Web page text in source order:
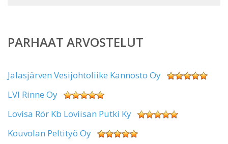
PARHAAT ARVOSTELUT
Jalasjärven Vesijohtoliike Kannosto Oy
LVI Rinne Oy
Lovisa Rör Kb Loviisan Putki Ky
Kouvolan Peltityö Oy